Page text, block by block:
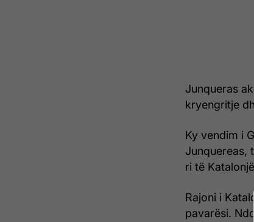
Junqueras
kryengritje
Ky vendim i
Junquereas,
ri të
Rajoni i
pavarësi.